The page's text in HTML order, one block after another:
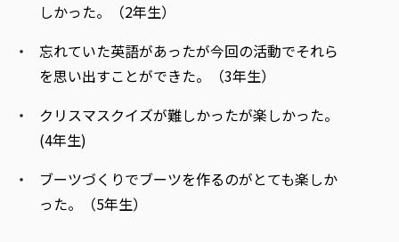
しかった。（2年生）
忘れていた英語があったが今回の活動でそれら
を思い出すことができた。（3年生）
クリスマスクイズが難しかったが楽しかった。
(4年生)
ブーツづくりでブーツを作るのがとても楽しか
った。（5年生）